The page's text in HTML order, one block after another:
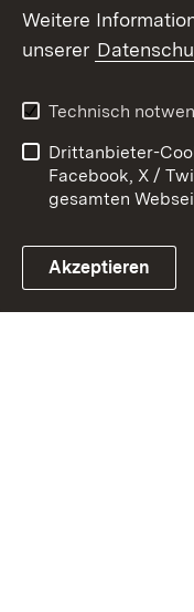
Link zum
Kontakt
Cookies
Weitere
unserer
Technisch
Drittanbieter-
Facebook, X /
gesamten
Akzeptieren